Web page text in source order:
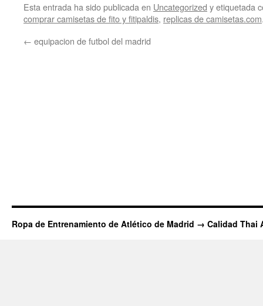
Esta entrada ha sido publicada en Uncategorized y etiquetada
comprar camisetas de fito y fitipaldis, replicas de camisetas.com
← equipacion de futbol del madrid
Ropa de Entrenamiento de Atlético de Madrid → Calidad Thai